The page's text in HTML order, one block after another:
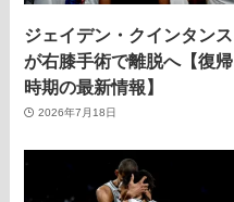
ジェイデン・クインタンス
が右膝手術で離脱へ【復帰
時期の最新情報】
2026年7月18日